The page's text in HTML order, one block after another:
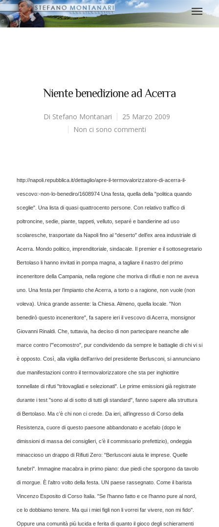
Niente benedizione ad Acerra
Di Stefano Montanari
25 Marzo 2009
Non ci sono commenti
http://napoli.repubblica.it/dettaglio/apre-il-termovalorizzatore-di-acerra-il-
vescovo:-non-lo-benediro/1608974 Una festa, quella della "politica quando
sceglie". Una lista di quasi quattrocento persone. Con relativo traffico di
poltroncine, sedie, piante, tappeti, velluto, separé e bandierine ad uso
scolaresche, trasportate da Napoli fino al "deserto" dell’ex area industriale di
Acerra. Mondo politico, imprenditoriale, sindacale. Il premier e il sottosegretario
Bertolaso li hanno invitati in pompa magna, a tagliare il nastro del primo
inceneritore della Campania, nella regione che moriva di rifiuti e non ne aveva
uno. Una festa per l’impianto che Acerra, a torto o a ragione, non vuole (non
voleva). Unica grande assente: la Chiesa. Almeno, quella locale. "Non
benedirò questo inceneritore", fa sapere ieri il vescovo di Acerra, monsignor
Giovanni Rinaldi. Che, tuttavia, ha deciso di non partecipare neanche alle
marce contro l’"ecomostro", pur condividendo da sempre le battaglie di chi vi si
è opposto. Così, alla vigilia dell’arrivo del presidente Berlusconi, si annunciano
due manifestazioni contro il termovalorizzatore che sta per inghiottire
tonnellate di rifuti "tritovagliati e selezionati". Le prime emissioni già registrate
durante i test "sono al di sotto di tutti gli standard", fanno sapere alla struttura
di Bertolaso. Ma c’è chi non ci crede. Da ieri, all’ingresso di Corso della
Resistenza, cuore di questo paesone abbandonato e acefalo (dopo le
dimissioni di massa dei consiglieri, c’è il commissario prefettizio), ondeggia
minaccioso un drappo di Rifiuti Zero: "Berlusconi aiuta le imprese. Quelle
funebri". Immagine macabra in primo piano: due piedi che sporgono da tavolo
di morgue. È l’altro volto della festa. UN paese rassegnato. Come il barista
Vincenzo Esposito di Corso Italia. "Se l’hanno fatto e ce l’hanno pure al nord,
ce lo dobbiamo tenere. Ma qui i miei figli non li vorrei far vivere, non mi fido".
Oppure una comunità più lucida e ferita di quanto il gioco degli schieramenti